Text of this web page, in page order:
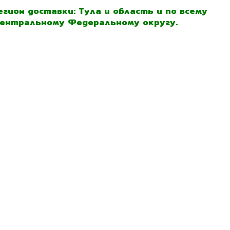
доставки: Тула и область и по всему
Федеральному округу.